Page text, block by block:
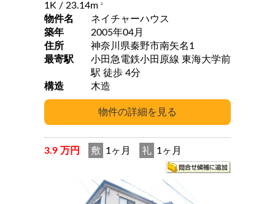
1K / 23.14m 2
物件名
ネイチャーハウス
築年
2005年04月
住所
神奈川県秦野市南矢名1
最寄駅
小田急電鉄小田原線 東海大学前
駅 徒歩 4分
構造
木造
3.9 万円 敷 1ヶ月 礼 1ヶ月